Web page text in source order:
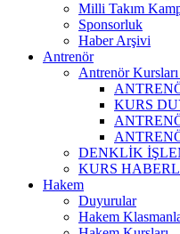
Milli Takım
Sponsorluk
Haber Arşivi
Antrenör
Antrenör
KURS
DENKLİK
KURS
Hakem
Duyurular
Hakem